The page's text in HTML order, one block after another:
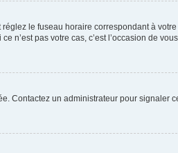
le fuseau horaire correspondant à votre
n’est pas votre cas, c’est l’occasion de
Contactez un administrateur pour signaler